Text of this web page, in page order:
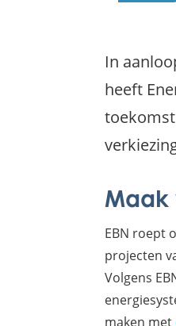
In
heeft
Maak
EBN roept
projecten
Volgens
maken met